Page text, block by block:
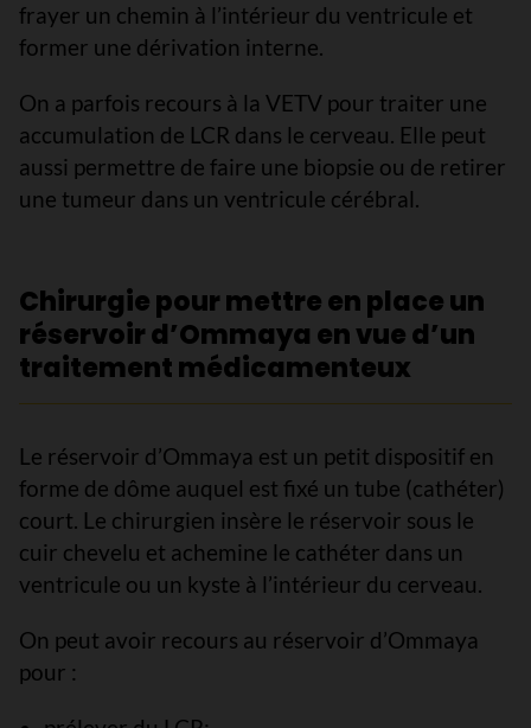
frayer un chemin à l’intérieur du ventricule et
former une dérivation interne.
On a parfois recours à la VETV pour traiter une
accumulation de LCR dans le cerveau. Elle peut
aussi permettre de faire une biopsie ou de retirer
une tumeur dans un ventricule cérébral.
Chirurgie pour mettre en place un
réservoir d’Ommaya en vue d’un
traitement médicamenteux
Le réservoir d’Ommaya est un petit dispositif en
forme de dôme auquel est fixé un tube (cathéter)
court. Le chirurgien insère le réservoir sous le
cuir chevelu et achemine le cathéter dans un
ventricule ou un kyste à l’intérieur du cerveau.
On peut avoir recours au réservoir d’Ommaya
pour :